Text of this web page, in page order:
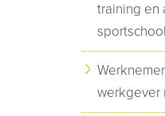
training en
werkgever